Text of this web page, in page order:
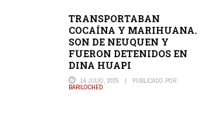
TRANSPORTABAN
COCAÍNA Y MARIHUANA.
SON DE NEUQUEN Y
FUERON DETENIDOS EN
DINA HUAPI
14 JULIO, 2025 PUBLICADO POR
BARILOCHED